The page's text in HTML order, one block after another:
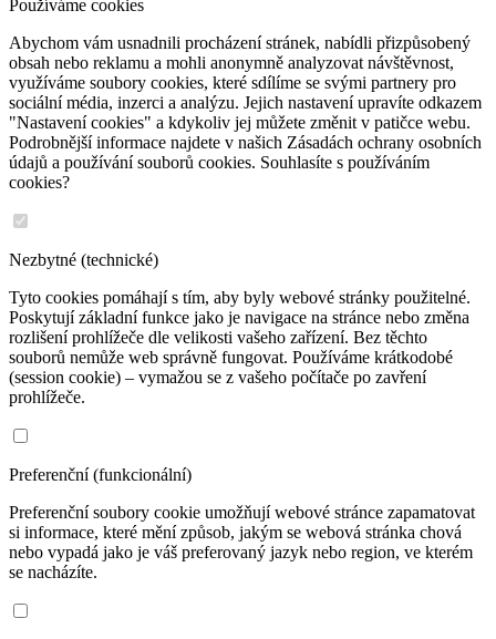
Používáme cookies
Abychom vám usnadnili procházení stránek, nabídli přizpůsobený
obsah nebo reklamu a mohli anonymně analyzovat návštěvnost,
využíváme soubory cookies, které sdílíme se svými partnery pro
sociální média, inzerci a analýzu. Jejich nastavení upravíte odkazem
"Nastavení cookies" a kdykoliv jej můžete změnit v patičce webu.
Podrobnější informace najdete v našich Zásadách ochrany osobních
údajů a používání souborů cookies. Souhlasíte s používáním
cookies?
Nezbytné (technické)
Tyto cookies pomáhají s tím, aby byly webové stránky použitelné.
Poskytují základní funkce jako je navigace na stránce nebo změna
rozlišení prohlížeče dle velikosti vašeho zařízení. Bez těchto
souborů nemůže web správně fungovat. Používáme krátkodobé
(session cookie) – vymažou se z vašeho počítače po zavření
prohlížeče.
Preferenční (funkcionální)
Preferenční soubory cookie umožňují webové stránce zapamatovat
si informace, které mění způsob, jakým se webová stránka chová
nebo vypadá jako je váš preferovaný jazyk nebo region, ve kterém
se nacházíte.